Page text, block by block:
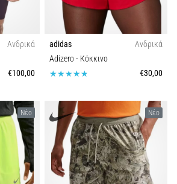
Ανδρικά
€100,00
adidas
Ανδρικά
Adizero- Κόκκινο
€30,00
Νέο Νέο